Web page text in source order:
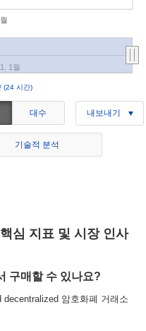
(24 시간)
1. 1월
대수 내보내기
기술적 분석
심 지표 및 시장 인사
구매할 수 있나요?
암호화폐 거래소